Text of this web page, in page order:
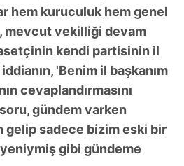
hem kuruculuk hem genel
mevcut vekilliği devam
kendi partisinin il
'Benim il başkanım
cevaplandırmasını
gündem varken
gelip sadece bizim eski bir
yeniymiş gibi gündeme